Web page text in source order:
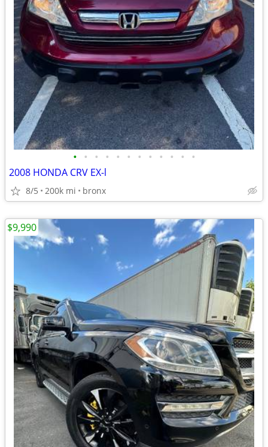
• • • • • • • • • • • •
2008 HONDA CRV EX-l
8/5 200k mi bronx
$9,990